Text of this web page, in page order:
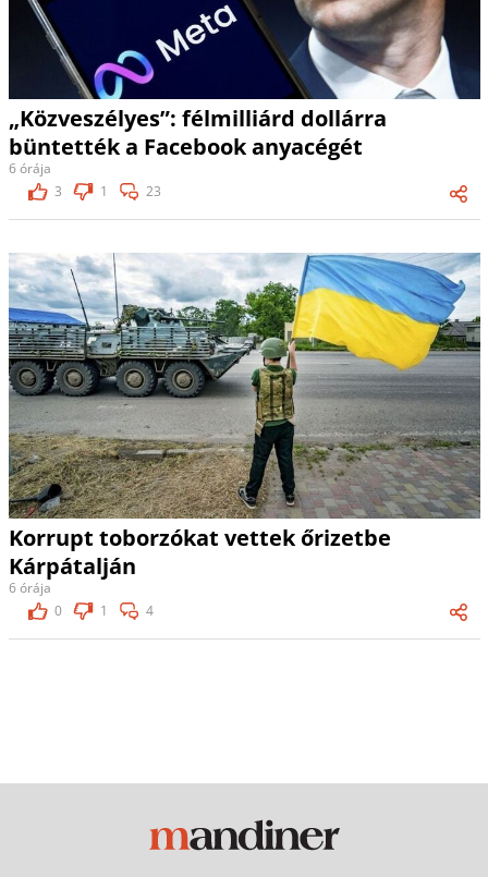
„Közveszélyes”: félmilliárd dollárra
büntették a Facebook anyacégét
6 órája
3
1 23
Korrupt toborzókat vettek őrizetbe
Kárpátalján
6 órája
0
1 4